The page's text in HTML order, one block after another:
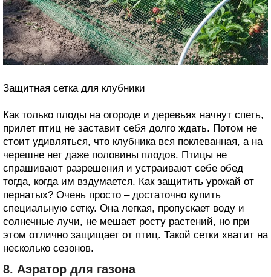
Защитная сетка для клубники
Как только плоды на огороде и деревьях начнут спеть,
прилет птиц не заставит себя долго ждать. Потом не
стоит удивляться, что клубника вся поклеванная, а на
черешне нет даже половины плодов. Птицы не
спрашивают разрешения и устраивают себе обед
тогда, когда им вздумается. Как защитить урожай от
пернатых? Очень просто – достаточно купить
специальную сетку. Она легкая, пропускает воду и
солнечные лучи, не мешает росту растений, но при
этом отлично защищает от птиц. Такой сетки хватит на
несколько сезонов.
8. Аэратор для газона